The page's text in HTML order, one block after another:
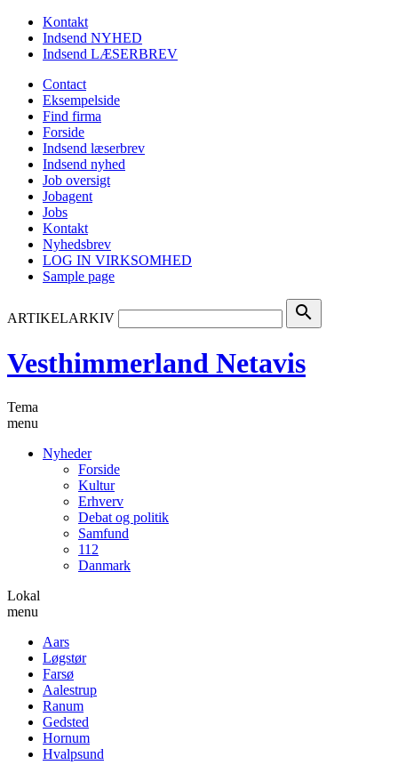
Kontakt
Indsend NYHED
Indsend LÆSERBREV
Contact
Eksempelside
Find firma
Forside
Indsend læserbrev
Indsend nyhed
Job oversigt
Jobagent
Jobs
Kontakt
Nyhedsbrev
LOG IN VIRKSOMHED
Sample page
ARTIKELARKIV search
Vesthimmerland Netavis
Tema
menu
Nyheder
Forside
Kultur
Erhverv
Debat og politik
Samfund
112
Danmark
Lokal
menu
Aars
Løgstør
Farsø
Aalestrup
Ranum
Gedsted
Hornum
Hvalpsund